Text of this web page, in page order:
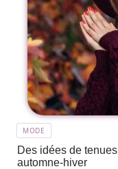
MODE
Des idées de
automne-hiver